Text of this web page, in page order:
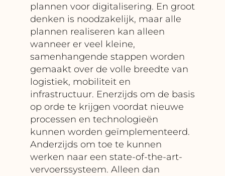
plannen voor digitalisering. En groot
denken is noodzakelijk, maar alle
plannen realiseren kan alleen
wanneer er veel kleine,
samenhangende stappen worden
gemaakt over de volle breedte van
logistiek, mobiliteit en
infrastructuur. Enerzijds om de basis
op orde te krijgen voordat nieuwe
processen en technologieën
kunnen worden geïmplementeerd.
Anderzijds om toe te kunnen
werken naar een state-of-the-art-
vervoerssysteem. Alleen dan